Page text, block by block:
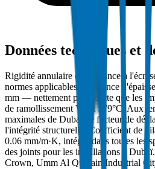
Données techniques et
Rigidité annulaire et résistance à
normes applicables. Tolérance
mm — nettement plus stricte que les
de ramollissement Vicat : 79°C. Aux
maximales de Dubaï, le facteur de
l'intégrité structurelle. Coefficient de
0.06 mm/m·K, intégré dans toutes les
des joints pour les installations à
Crown, Umm Al Quwain Industrial